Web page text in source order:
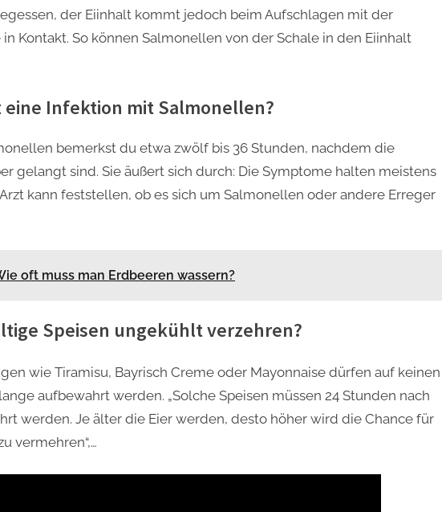
der Eiinhalt kommt jedoch beim Aufschlagen mit der
Kontakt. So können Salmonellen von der Schale in den Eiinhalt
eine Infektion mit Salmonellen?
bemerkst du etwa zwölf bis 36 Stunden, nachdem die
gelangt sind. Sie äußert sich durch: Die Symptome halten meistens
kann feststellen, ob es sich um Salmonellen oder andere Erreger
oft muss man Erdbeeren wassern?
Speisen ungekühlt verzehren?
wie Tiramisu, Bayrisch Creme oder Mayonnaise dürfen auf keinen
aufbewahrt werden. „Solche Speisen müssen 24 Stunden nach
werden. Je älter die Eier werden, desto höher wird die Chance für
vermehren“,…